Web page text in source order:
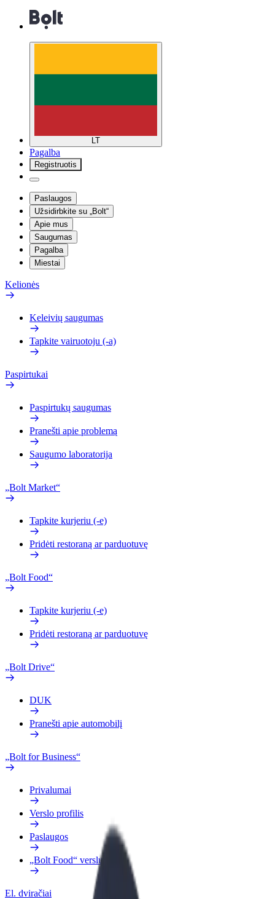
LT
Pagalba
Registruotis
Paslaugos
Užsidirbkite su „Bolt“
Apie mus
Saugumas
Pagalba
Miestai
Kelionės
Keleivių saugumas
Tapkite vairuotoju (-a)
Paspirtukai
Paspirtukų saugumas
Pranešti apie problemą
Saugumo laboratorija
„Bolt Market“
Tapkite kurjeriu (-e)
Pridėti restoraną ar parduotuvę
„Bolt Food“
Tapkite kurjeriu (-e)
Pridėti restoraną ar parduotuvę
„Bolt Drive“
DUK
Pranešti apie automobilį
„Bolt for Business“
Privalumai
Verslo profilis
Paslaugos
„Bolt Food“ verslui
El. dviračiai